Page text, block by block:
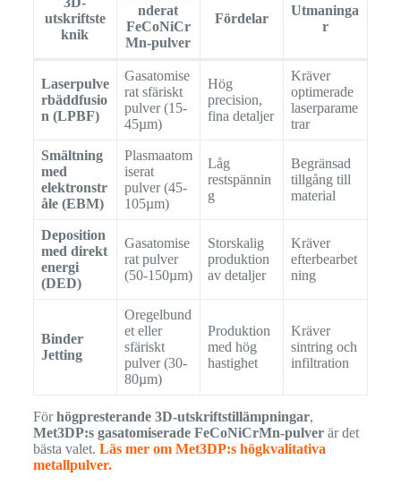
utskriftste
knik
nderat
FeCoNiCr
Mn-pulver
Fördelar
Utmaninga
r
Laserpulve
rbäddfusio
n (LPBF)
Gasatomise
rat sfäriskt
pulver (15-
45µm)
Hög
precision,
fina detaljer
Kräver
optimerade
laserparame
trar
Smältning
med
elektronstr
åle (EBM)
Plasmaatom
iserat
pulver (45-
105µm)
Låg
restspännin
g
Begränsad
tillgång till
material
Deposition
med direkt
energi
(DED)
Gasatomise
rat pulver
(50-150µm)
Storskalig
produktion
av detaljer
Kräver
efterbearbet
ning
Binder
Jetting
Oregelbund
et eller
sfäriskt
pulver (30-
80µm)
Produktion
med hög
hastighet
Kräver
sintring och
infiltration
Förhögpresterande 3D-utskriftstillämpningar,
Met3DP:s gasatomiserade FeCoNiCrMn-pulverär det
bästa valet. Läs mer om Met3DP:s högkvalitativa
metallpulver.